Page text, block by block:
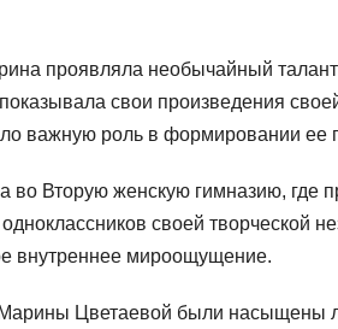
проявляла необычайный
свои произведения
важную роль в формировании ее
во Вторую женскую гимназию, где
своей творческой
внутреннее мироощущение.
Цветаевой были насыщены